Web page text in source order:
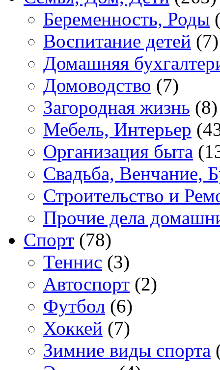
Беременность, Роды
Воспитание детей (7)
Домашняя
Домоводство (7)
Загородная жизнь (8)
Мебель, Интерьер
Организация быта
Свадьба, Венчание,
Строительство и
Прочие дела
Спорт (78)
Теннис (3)
Автоспорт (2)
Футбол (6)
Хоккей (7)
Зимние виды спорта